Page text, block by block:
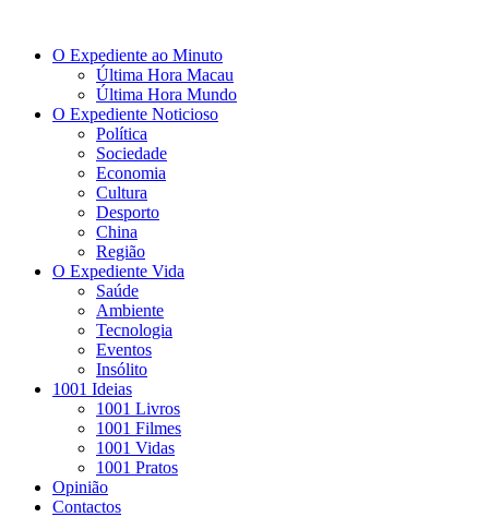
O Expediente ao Minuto
Última Hora Macau
Última Hora Mundo
O Expediente Noticioso
Política
Sociedade
Economia
Cultura
Desporto
China
Região
O Expediente Vida
Saúde
Ambiente
Tecnologia
Eventos
Insólito
1001 Ideias
1001 Livros
1001 Filmes
1001 Vidas
1001 Pratos
Opinião
Contactos